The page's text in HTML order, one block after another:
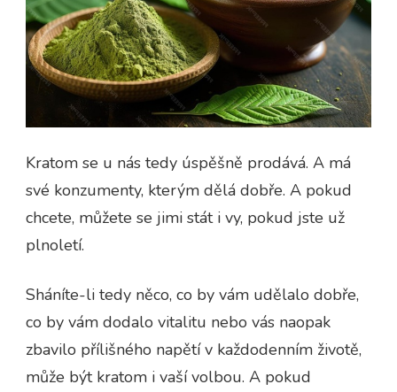
Kratom se u nás tedy úspěšně prodává. A má
své konzumenty, kterým dělá dobře. A pokud
chcete, můžete se jimi stát i vy, pokud jste už
plnoletí.
Sháníte-li tedy něco, co by vám udělalo dobře,
co by vám dodalo vitalitu nebo vás naopak
zbavilo přílišného napětí v každodenním životě,
může být kratom i vaší volbou. A pokud